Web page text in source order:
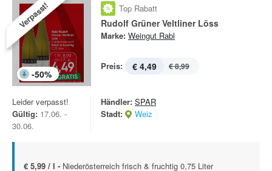
Verpasst!
-50%
Top Rabatt
Rudolf Grüner Veltliner Löss
Marke: Weingut Rabl
Preis: € 4,49 € 8,99
Leider verpasst!
Gültig: 17.06. -
30.06.
Händler: SPAR
Stadt:
Weiz
€ 5,99 / l - Niederösterreich frisch & fruchtig 0,75 Liter